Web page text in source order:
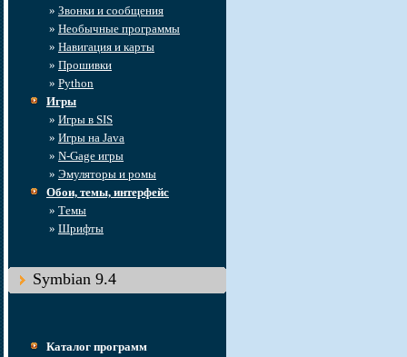
» Звонки и сообщения
» Необычные программы
» Навигация и карты
» Прошивки
» Python
Игры
» Игры в SIS
» Игры на Java
» N-Gage игры
» Эмуляторы и ромы
Обои, темы, интерфейс
» Темы
» Шрифты
Symbian 9.4
Каталог программ